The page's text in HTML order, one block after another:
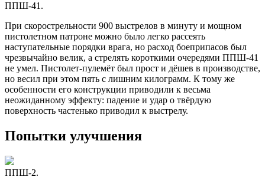
ППШ-41.
При скорострельности 900 выстрелов в минуту и мощном
пистолетном патроне можно было легко рассеять
наступательные порядки врага, но расход боеприпасов был
чрезвычайно велик, а стрелять короткими очередями ППШ-41
не умел. Пистолет-пулемёт был прост и дёшев в производстве,
но весил при этом пять с лишним килограмм. К тому же
особенности его конструкции приводили к весьма
неожиданному эффекту: падение и удар о твёрдую
поверхность частенько приводил к выстрелу.
Попытки улучшения
ППШ-2.